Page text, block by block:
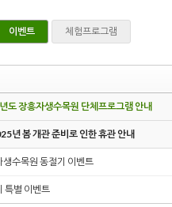
이벤트 체험프로그램
도 장흥자생수목원 단체프로그램 안내
년 봄 개관 준비로 인한 휴관 안내
생수목원 동절기 이벤트
특별 이벤트